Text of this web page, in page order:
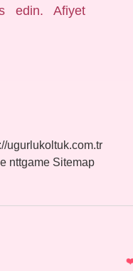
edin. Afiyet
ugurlukoltuk.com.tr
nttgame Sitemap